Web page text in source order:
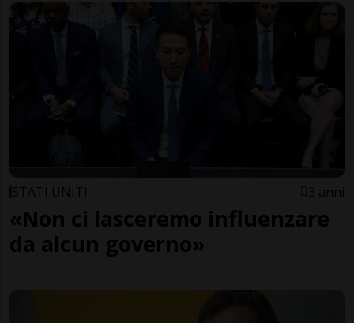
STATI UNITI 3 anni
«Non ci lasceremo influenzare
da alcun governo»